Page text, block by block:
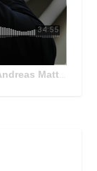
CEO der ÖBB Holding